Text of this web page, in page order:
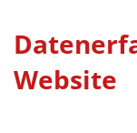
Website